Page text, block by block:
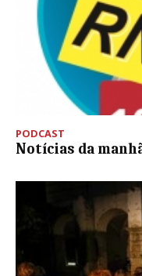
PODCAST
Notícias da